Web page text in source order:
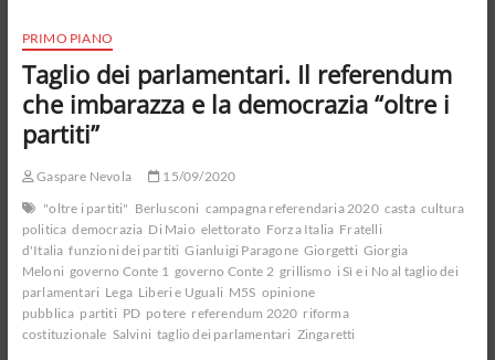
e
maggioranza/opposizione
in
PRIMO PIANO
Taglio dei parlamentari. Il referendum
che imbarazza e la democrazia “oltre i
partiti”
Gaspare Nevola
15/09/2020
"oltre i partiti" Berlusconi campagna referendaria 2020 casta cultura
politica democrazia Di Maio elettorato Forza Italia Fratelli
d'Italia funzioni dei partiti Gianluigi Paragone Giorgetti Giorgia
Meloni governo Conte 1 governo Conte 2 grillismo i Sì e i No al taglio dei
parlamentari Lega Liberi e Uguali M5S opinione
pubblica partiti PD potere referendum 2020 riforma
costituzionale Salvini taglio dei parlamentari Zingaretti